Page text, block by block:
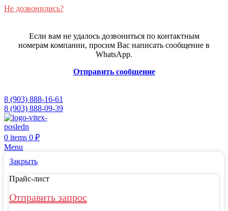
Не дозвонились?
Если вам не удалось дозвониться по контактным
номерам компании, просим Вас написать сообщение в
WhatsApp.
Отправить сообщение
8 (903) 888-16-61
8 (903) 888-09-39
0 items 0 ₽
Menu
Закрыть
Прайс-лист
Отправить запрос